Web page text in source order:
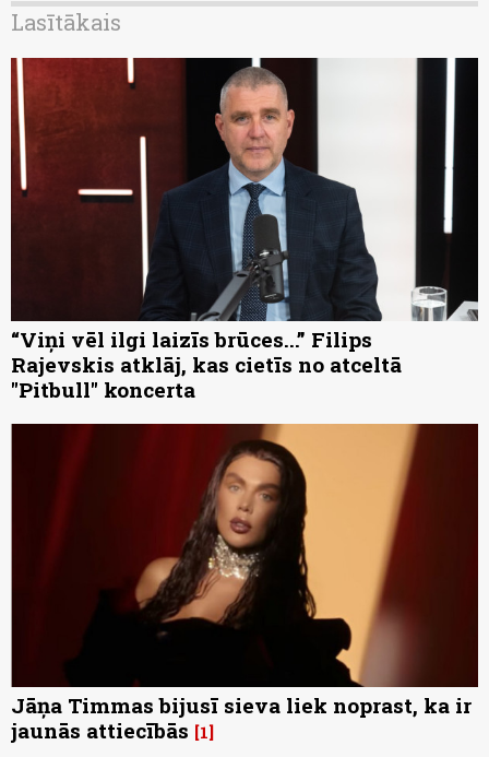
Lasītākais
“Viņi vēl ilgi laizīs brūces...” Filips
Rajevskis atklāj, kas cietīs no atceltā
"Pitbull" koncerta
Jāņa Timmas bijusī sieva liek noprast, ka ir
jaunās attiecībās 1